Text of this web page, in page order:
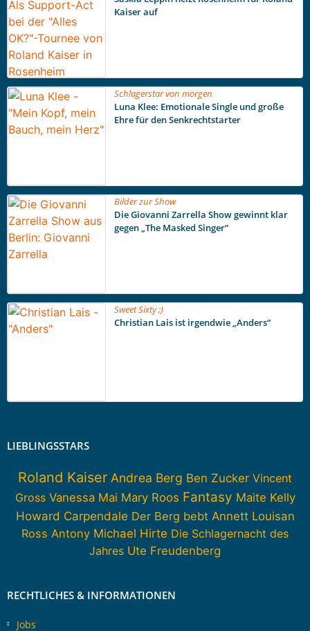
Kaiser auf
Schlagerstar von morgen
Luna Klee: Emotionale Single und große
Ehre für den Senkrechtstarter
Bilder zur Show
Die Giovanni Zarrella Show gewinnt klar
gegen „The Masked Singer“
Sweet Sixty ;)
Christian Lais ist irgendwie „Anders“
LIEBLINGSSTARS
Roland Kaiser Andrea Berg Ben Zucker Vincent
Gross Vanessa Mai Mary Roos Fantasy Maite Kelly
Howard Carpendale Der Berg bebt Annett Louisan
Ross Antony Michael Hirte Die Schlagernacht des
Jahres Ute Freudenberg
RECHTLICHES & INFORMATIONEN
Jobs